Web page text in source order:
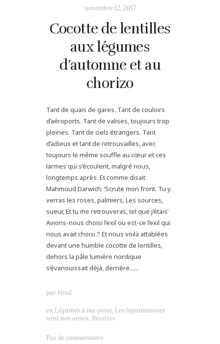
novembre 12, 2017
Cocotte de lentilles
aux légumes
d’automne et au
chorizo
Tant de quais de gares. Tant de couloirs
d’aéroports. Tant de valises, toujours trop
pleines. Tant de ciels étrangers. Tant
d’adieux et tant de retrouvailles, avec
toujours le même souffle au cœur et ces
larmes qui s’écoulent, malgré nous,
longtemps après. Et comme disait
Mahmoud Darwich: ‘Scrute mon front. Tu y
verras les roses, palmiers, Les sources,
sueur, Et tu me retrouveras, tel que j’étais’
Avions-nous choisi l’exil ou est-ce l’exil qui
nous avait choisi ? Et nous voilà attablées
devant une humble cocotte de lentilles,
dehors la pâle lumière nordique
s’évanouissait déjà, derrière......
par Hind
en Légumes à ma guise, Les légumineuses
sont nos amies, Recettes
Pas de commentaire